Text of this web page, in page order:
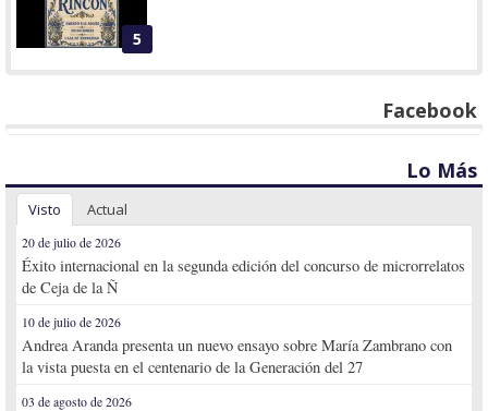
5
Facebook
Lo Más
Visto Actual
20 de julio de 2026
Éxito internacional en la segunda edición del concurso de microrrelatos
de Ceja de la Ñ
10 de julio de 2026
Andrea Aranda presenta un nuevo ensayo sobre María Zambrano con
la vista puesta en el centenario de la Generación del 27
03 de agosto de 2026